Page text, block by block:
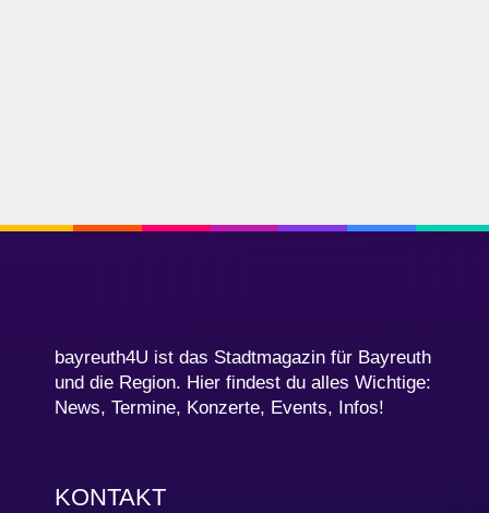
bayreuth4U ist das Stadtmagazin für Bayreuth
und die Region. Hier findest du alles Wichtige:
News, Termine, Konzerte, Events, Infos!
KONTAKT